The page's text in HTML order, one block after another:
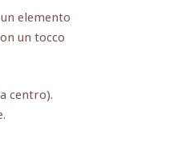
elemento
un tocco
centro).